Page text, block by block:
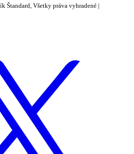
Štandard, Všetky práva vyhradené |